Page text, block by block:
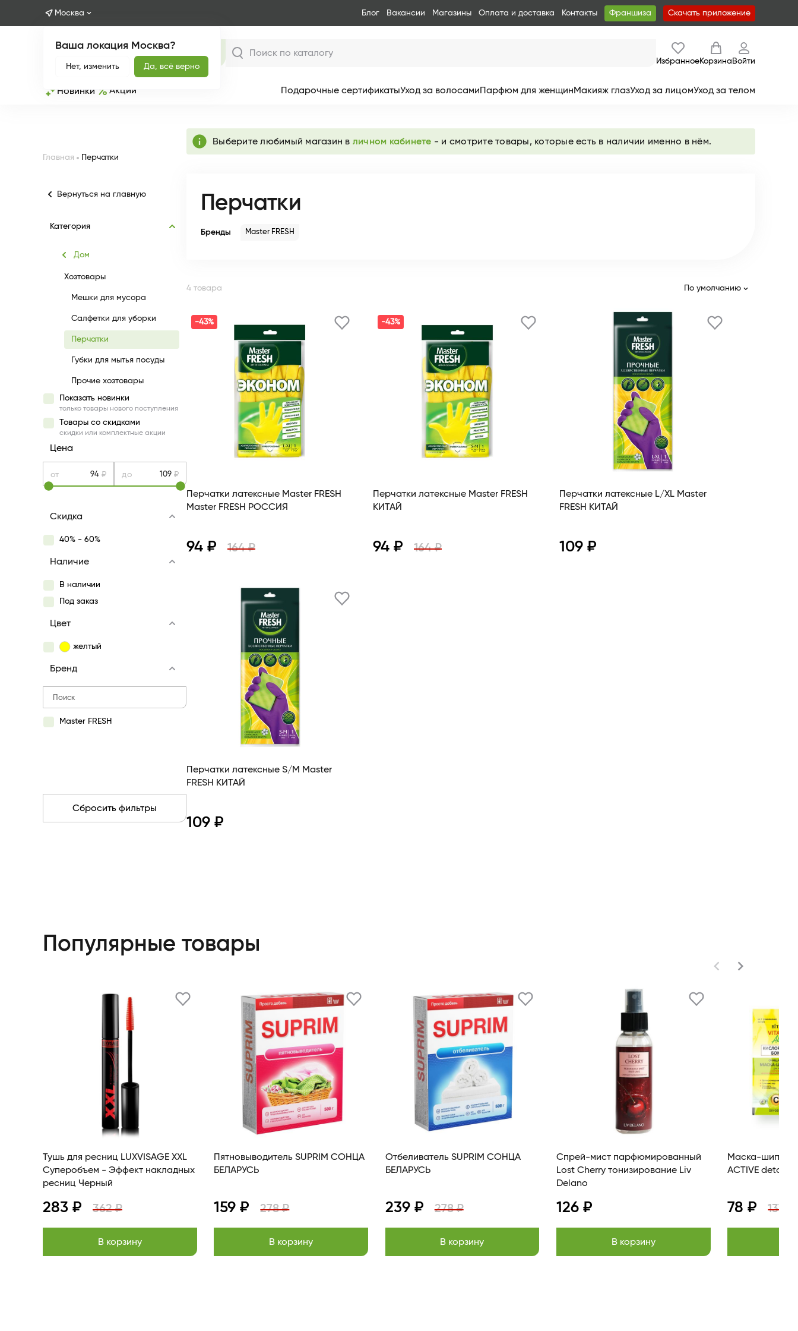
Москва Блог Вакансии Магазины Оплата и доставка Контакты Франшиза Скачать приложение
Ваша локация Москва?
Нет, изменить Да, всё верно
ИзбранноеКорзина Войти
Новинки Акции Подарочные сертификатыУход за волосамиПарфюм для женщинМакияж глазУход за лицомУход за телом
Главная Перчатки
Вернуться на главную
Категория
Дом
Хозтовары
Мешки для мусора
Салфетки для уборки
Перчатки
Губки для мытья посуды
Прочие хозтовары
Показать новинки
только товары нового поступления
Товары со скидками
скидки или комплектные акции
Цена
от ₽ до ₽
Скидка
40% - 60%
Наличие
В наличии
Под заказ
Цвет
желтый
Бренд
Master FRESH
Сбросить фильтры
info Выберите любимый магазин в личном кабинете - и смотрите товары, которые есть в наличии именно в нём.
Перчатки
Бренды Master FRESH
4 товара По умолчанию
-43%
Перчатки латексные Master FRESH
Master FRESH РОССИЯ
94 ₽ 164 ₽
-43%
Перчатки латексные Master FRESH
КИТАЙ
94 ₽ 164 ₽
Перчатки латексные L/XL Master
FRESH КИТАЙ
109 ₽
Перчатки латексные S/M Master
FRESH КИТАЙ
109 ₽
Популярные товары
Тушь для ресниц LUXVISAGE XXL
Суперобъем - Эффект накладных
ресниц Черный
283 ₽ 362 ₽
В корзину
Пятновыводитель SUPRIM СОНЦА
БЕЛАРУСЬ
159 ₽ 278 ₽
В корзину
Отбеливатель SUPRIM СОНЦА
БЕЛАРУСЬ
239 ₽ 278 ₽
В корзину
Спрей-мист парфюмированный
Lost Cherry тонизирование Liv
Delano
126 ₽
В корзину
Маска-
ACTIVE detox
78 ₽ 137 ₽